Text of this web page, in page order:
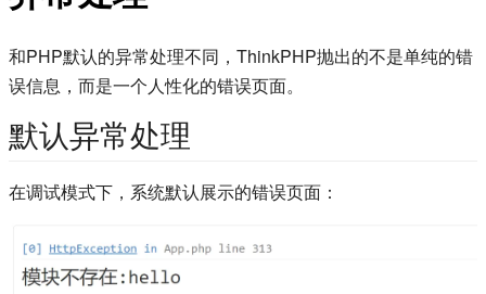
和PHP默认的异常处理不同，ThinkPHP抛出的不是单纯的错
误信息，而是一个人性化的错误页面。
默认异常处理
在调试模式下，系统默认展示的错误页面：